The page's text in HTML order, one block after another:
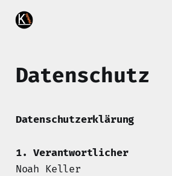
Datenschutz
Datenschutzerklärung
1. Verantwortlicher
Noah Keller